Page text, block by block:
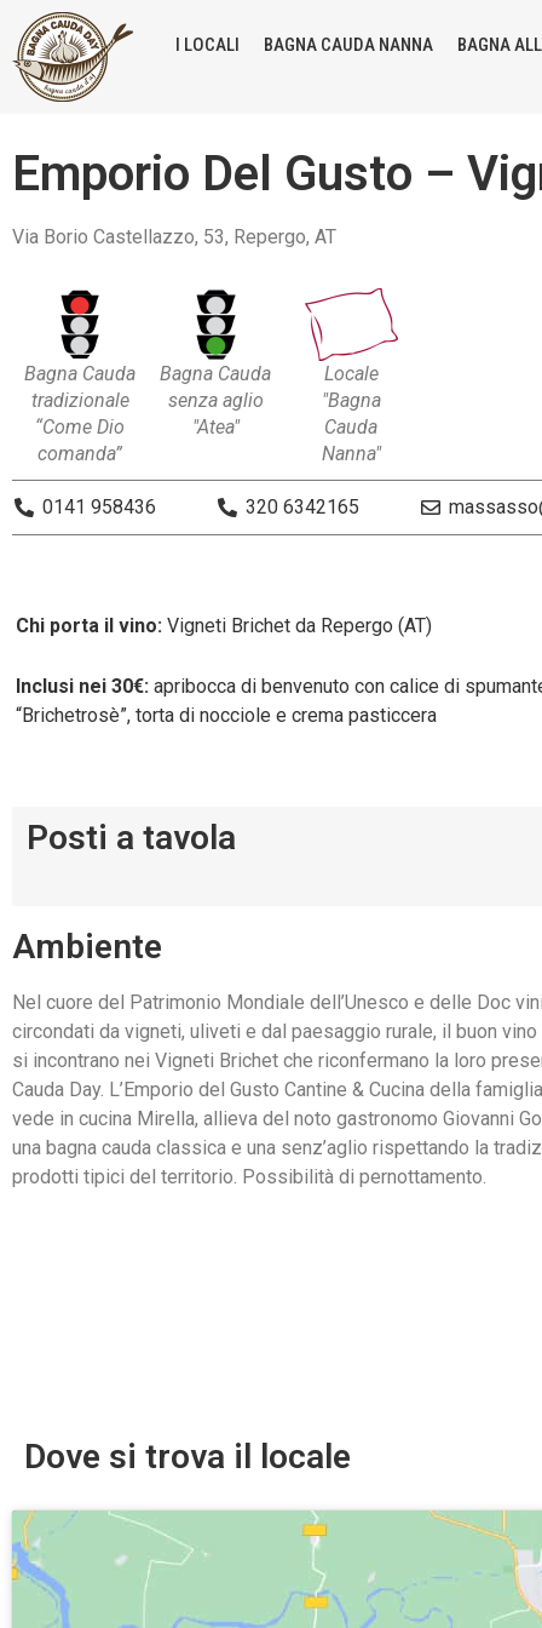
I LOCALI BAGNA CAUDA NANNA BAGNA
Emporio Del Gusto –
Via Borio Castellazzo, 53, Repergo, AT
Bagna Cauda
tradizionale
“Come Dio
comanda”
Bagna Cauda
senza aglio
"Atea"
Locale
"Bagna
Cauda
Nanna"
0141 958436 320 6342165
Chi porta il vino: Vigneti Brichet da Repergo (AT)
Inclusi nei 30€: apribocca di benvenuto con calice di
“Brichetrosè”, torta di nocciole e crema pasticcera
Posti a tavola
Ambiente
Nel cuore del Patrimonio Mondiale dell’Unesco e delle Doc
circondati da vigneti, uliveti e dal paesaggio rurale, il buon vino
si incontrano nei Vigneti Brichet che riconfermano la loro
Cauda Day. L’Emporio del Gusto Cantine & Cucina della
vede in cucina Mirella, allieva del noto gastronomo Giovanni
una bagna cauda classica e una senz’aglio rispettando la
prodotti tipici del territorio. Possibilità di pernottamento.
Dove si trova il locale